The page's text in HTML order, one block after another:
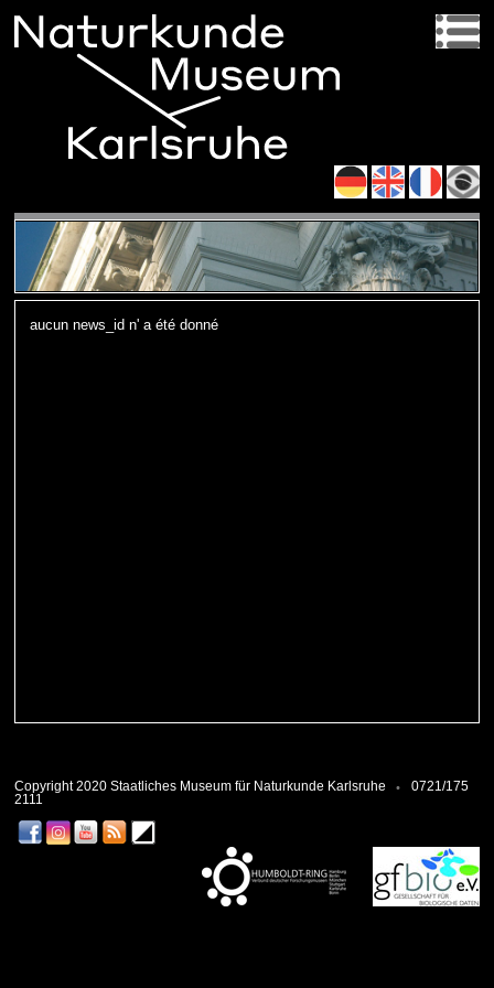
aucun news_id n' a été donné
Copyright 2020 Staatliches Museum für Naturkunde Karlsruhe
0721/175
2111